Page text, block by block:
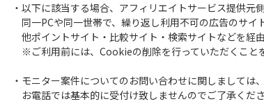
・以下に該当する場合、アフィリエイトサービス提供元
同一PCや同一世帯で、繰り返し利用不可の広告のサイ
他ポイントサイト・比較サイト・検索サイトなどを経
※ご利用前には、Cookieの削除を行っていただくこと
・モニター案件についてのお問い合わせに関しましては
お電話では基本的に受付け致しませんのでご了承くださ